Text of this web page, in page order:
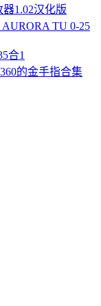
器1.02汉化版
TU 0-25
合1
的金手指合集